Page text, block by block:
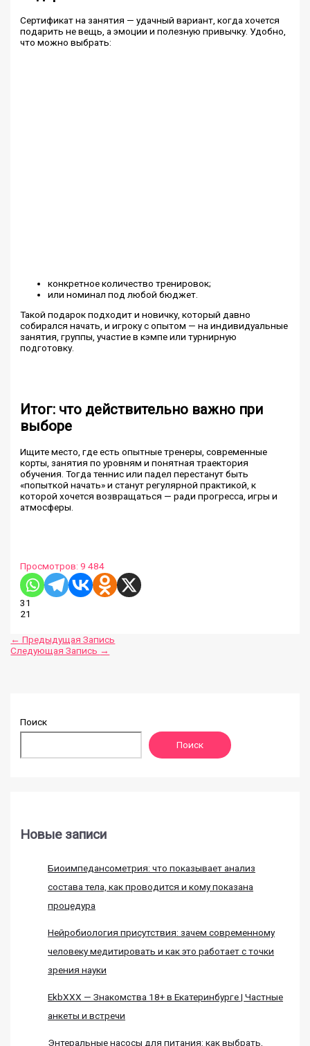
Сертификат на занятия — удачный вариант, когда хочется
подарить не вещь, а эмоции и полезную привычку. Удобно,
что можно выбрать:
конкретное количество тренировок;
или номинал под любой бюджет.
Такой подарок подходит и новичку, который давно
собирался начать, и игроку с опытом — на индивидуальные
занятия, группы, участие в кэмпе или турнирную
подготовку.
Итог: что действительно важно при
выборе
Ищите место, где есть опытные тренеры, современные
корты, занятия по уровням и понятная траектория
обучения. Тогда теннис или падел перестанут быть
«попыткой начать» и станут регулярной практикой, к
которой хочется возвращаться — ради прогресса, игры и
атмосферы.
Просмотров: 9 484
31
21
← Предыдущая Запись
Следующая Запись →
Поиск
Поиск
Новые записи
Биоимпедансометрия: что показывает анализ
состава тела, как проводится и кому показана
процедура
Нейробиология присутствия: зачем современному
человеку медитировать и как это работает с точки
зрения науки
EkbXXX — Знакомства 18+ в Екатеринбурге | Частные
анкеты и встречи
Энтеральные насосы для питания: как выбрать,